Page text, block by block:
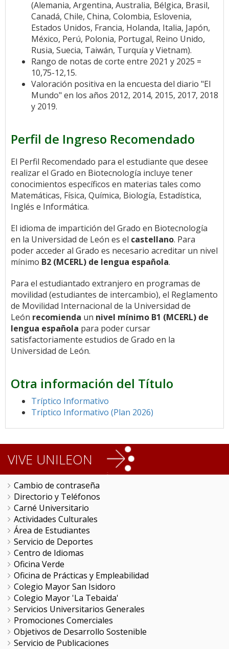
(Alemania, Argentina, Australia, Bélgica, Brasil,
Canadá, Chile, China, Colombia, Eslovenia,
Estados Unidos, Francia, Holanda, Italia, Japón,
México, Perú, Polonia, Portugal, Reino Unido,
Rusia, Suecia, Taiwán, Turquía y Vietnam).
Rango de notas de corte entre 2021 y 2025 =
10,75-12,15.
Valoración positiva en la encuesta del diario "El
Mundo" en los años 2012, 2014, 2015, 2017, 2018
y 2019.
Perfil de Ingreso Recomendado
El Perfil Recomendado para el estudiante que desee
realizar el Grado en Biotecnología incluye tener
conocimientos específicos en materias tales como
Matemáticas, Física, Química, Biología, Estadística,
Inglés e Informática.
El idioma de impartición del Grado en Biotecnología
en la Universidad de León es el castellano. Para
poder acceder al Grado es necesario acreditar un nivel
mínimo B2 (MCERL) de lengua española.
Para el estudiantado extranjero en programas de
movilidad (estudiantes de intercambio), el Reglamento
de Movilidad Internacional de la Universidad de
León recomienda un nivel mínimo B1 (MCERL) de
lengua española para poder cursar
satisfactoriamente estudios de Grado en la
Universidad de León.
Otra información del Título
Tríptico Informativo
Tríptico Informativo (Plan 2026)
VIVE UNILEON
Cambio de contraseña
Directorio y Teléfonos
Carné Universitario
Actividades Culturales
Área de Estudiantes
Servicio de Deportes
Centro de Idiomas
Oficina Verde
Oficina de Prácticas y Empleabilidad
Colegio Mayor San Isidoro
Colegio Mayor 'La Tebaida'
Servicios Universitarios Generales
Promociones Comerciales
Objetivos de Desarrollo Sostenible
Servicio de Publicaciones